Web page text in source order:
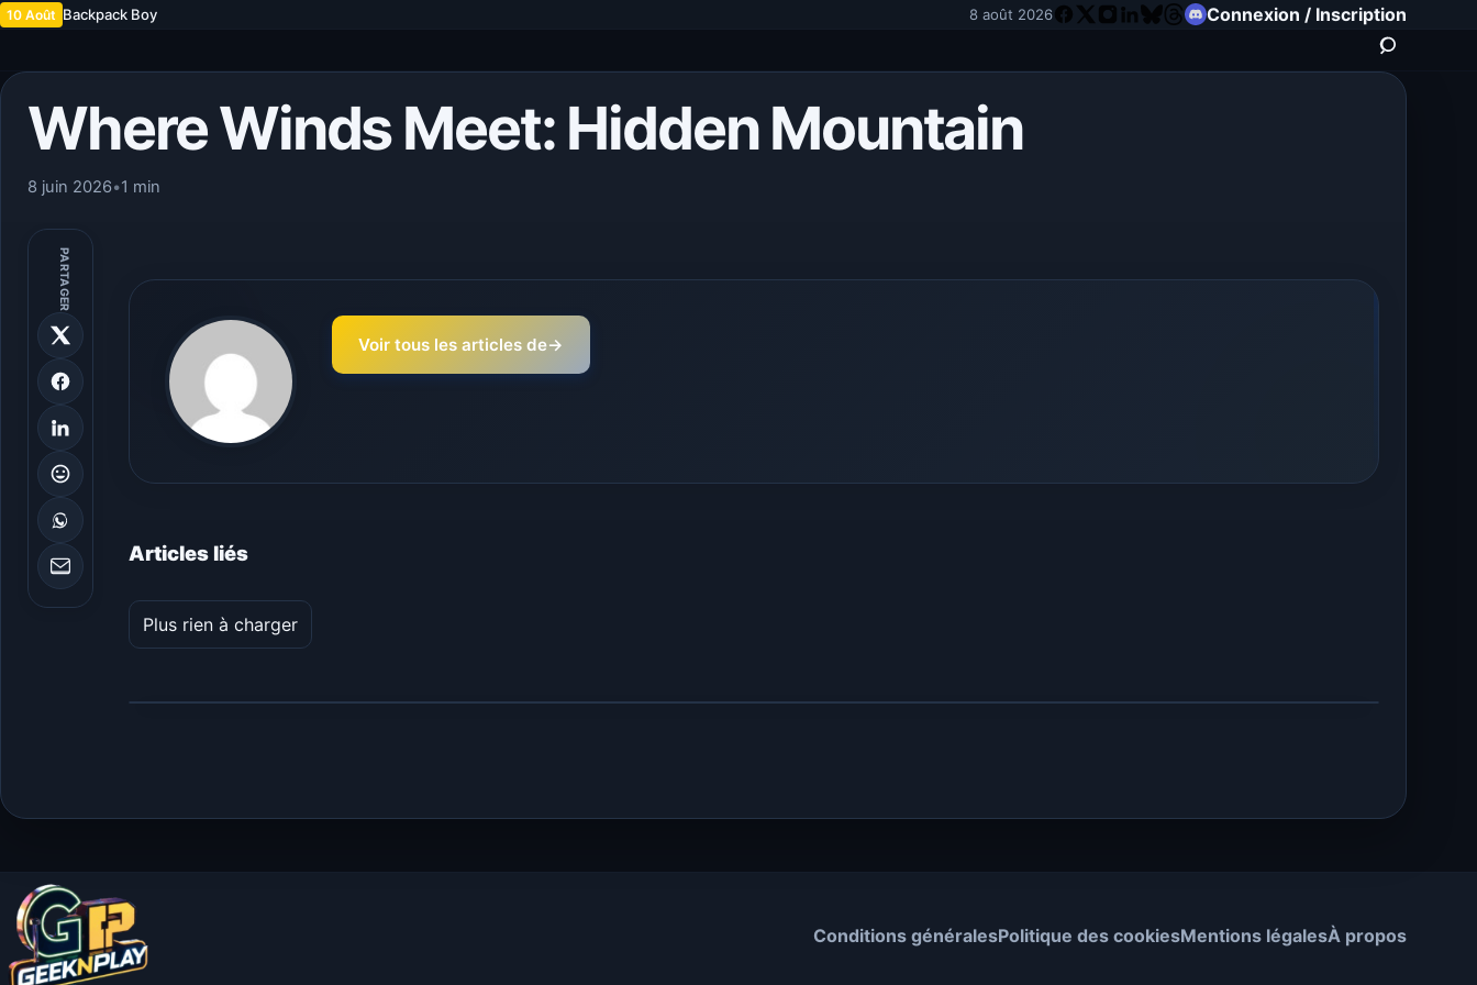
10 Août Backpack Boy 8 août 2026 Connexion / Inscription
Where Winds Meet: Hidden Mountain
8 juin 2026•1 min
PARTAGER
Voir tous les articles de→
Articles liés
Plus rien à charger
Conditions généralesPolitique des cookiesMentions légalesÀ propos